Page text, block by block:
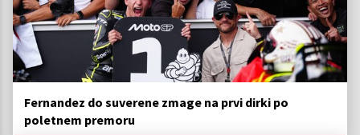
Fernandez do suverene zmage na prvi dirki po
poletnem premoru